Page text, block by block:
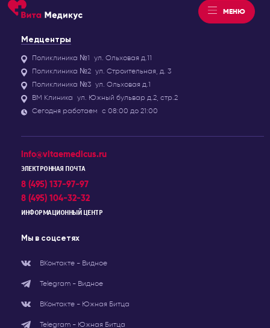
МЕНЮ
Медцентры
Поликлиника №1 ул. Ольховая д.11
Поликлиника №2 ул. Строительная, д. 3
Поликлиника №3 ул. Ольховая д.1
ВМ Клиника ул. Южный бульвар д.2, стр.2
Сегодня работаем с 08:00 до 21:00
info@vitaemedicus.ru
ЭЛЕКТРОННАЯ ПОЧТА
8 (495) 137-97-97
8 (495) 104-32-32
ИНФОРМАЦИОННЫЙ ЦЕНТР
Мы в соцсетях
ВКонтакте - Видное
Telegram - Видное
ВКонтакте - Южная Битца
Telegram - Южная Битца